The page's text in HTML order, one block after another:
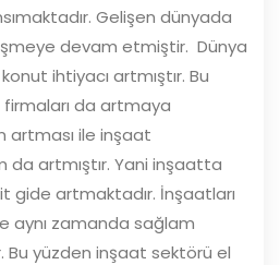
Gelişen dünyada
devam etmiştir. Dünya
ihtiyacı artmıştır. Bu
da artmaya
artması ile inşaat
artmıştır. Yani inşaatta
gide artmaktadır. İnşaatları
aynı zamanda sağlam
Bu yüzden inşaat sektörü el